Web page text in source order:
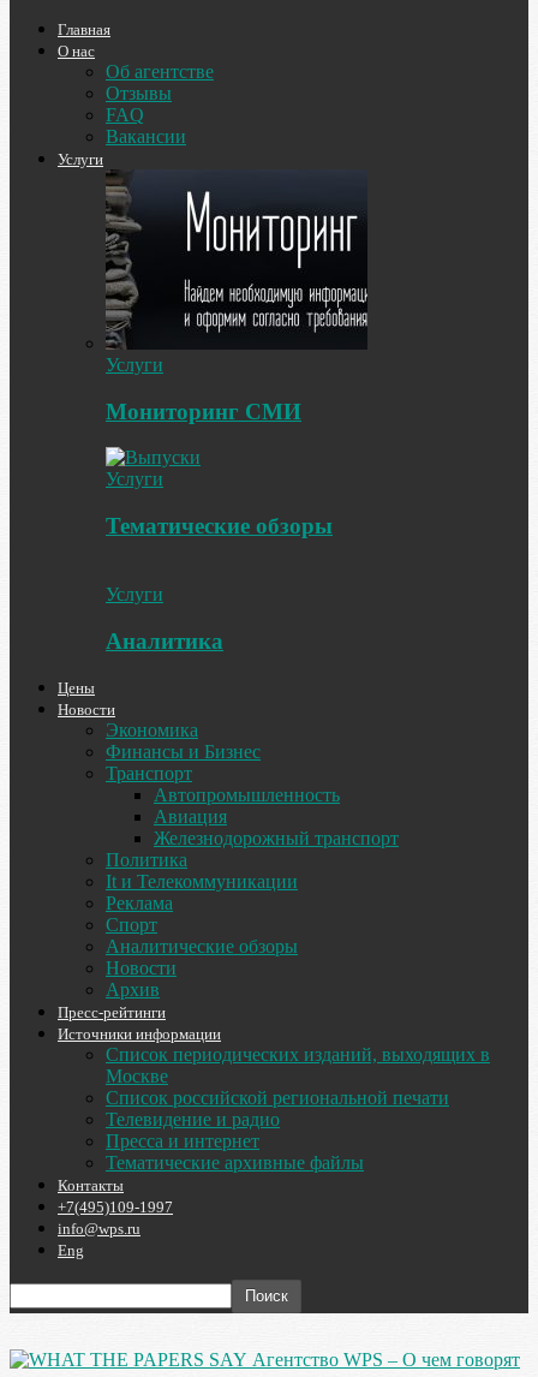
Главная
О нас
Об агентстве
Отзывы
FAQ
Вакансии
Услуги
Услуги
Мониторинг СМИ
Услуги
Тематические обзоры
Услуги
Аналитика
Цены
Новости
Экономика
Финансы и Бизнес
Транспорт
Автопромышленность
Авиация
Железнодорожный транспорт
Политика
It и Телекоммуникации
Реклама
Спорт
Аналитические обзоры
Новости
Архив
Пресс-рейтинги
Источники информации
Список периодических изданий, выходящих в
Москве
Список российской региональной печати
Телевидение и радио
Пресса и интернет
Тематические архивные файлы
Контакты
+7(495)109-1997
info@wps.ru
Eng
Агентство WPS – О чем говорят